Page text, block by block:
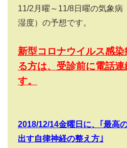
11/2 月曜～ 11/8日曜の気象病
湿度）の予想です。
新型コロナウイルス感
る方は、受診前に電話連
す。
2018/12/14金曜日に、｢最高
出す自律神経の整え方｣